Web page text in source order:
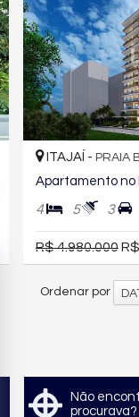
ITAJAÍ - PRAIA
4 5 3
R$ 4.980.000
Ordenar por
Não
procurava?